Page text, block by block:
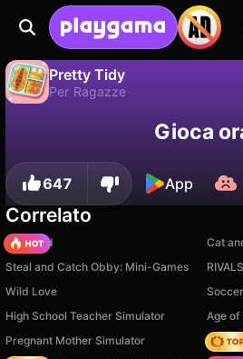
Pretty Tidy
Per Ragazze
Salva i progressi!Gioca
647 App
Correlato
TB World
Cat
Steal and Catch Obby: Mini-Games
Wild Love
High School Teacher Simulator
Age of
Pregnant Mother Simulator